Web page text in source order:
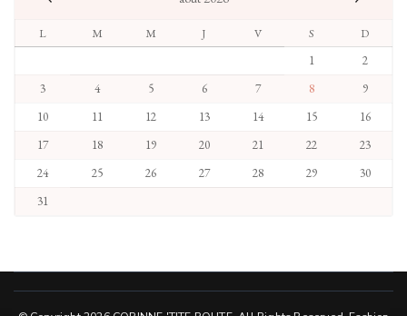
L M M J V S
D
1
2
3
4 5 6 7 8
9
10
11 12 13 14 15
16
17
18 19 20 21 22
23
24
25 26 27 28 29
30
31